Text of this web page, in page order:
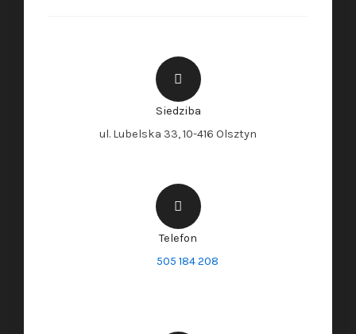
Siedziba
ul. Lubelska 33, 10-416 Olsztyn
Telefon
505 184 208